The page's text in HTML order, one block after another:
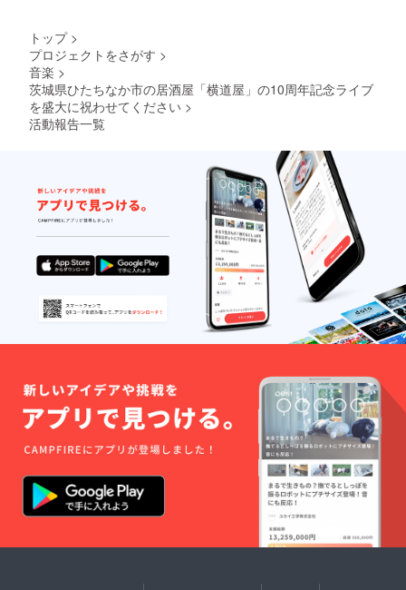
トップ >
プロジェクトをさがす >
音楽 >
茨城県ひたちなか市の居酒屋「横道屋」の10周年記念ライブ
を盛大に祝わせてください >
活動報告一覧